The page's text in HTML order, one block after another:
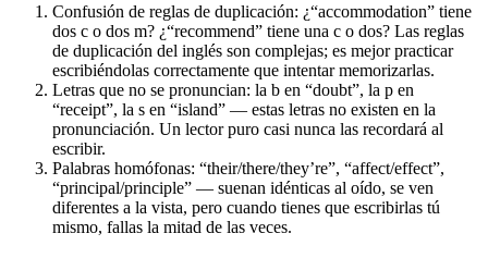
Confusión de reglas de duplicación: ¿“accommodation” tiene
dos c o dos m? ¿“recommend” tiene una c o dos? Las reglas
de duplicación del inglés son complejas; es mejor practicar
escribiéndolas correctamente que intentar memorizarlas.
Letras que no se pronuncian: la b en “doubt”, la p en
“receipt”, la s en “island” — estas letras no existen en la
pronunciación. Un lector puro casi nunca las recordará al
escribir.
Palabras homófonas: “their/there/they’re”, “affect/effect”,
“principal/principle” — suenan idénticas al oído, se ven
diferentes a la vista, pero cuando tienes que escribirlas tú
mismo, fallas la mitad de las veces.